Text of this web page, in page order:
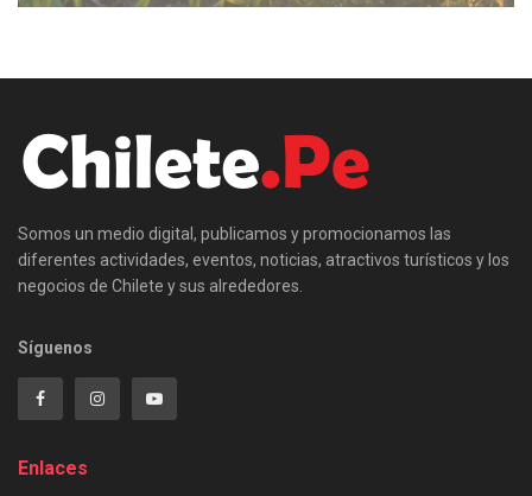
Somos un medio digital, publicamos y promocionamos las
diferentes actividades, eventos, noticias, atractivos turísticos y los
negocios de Chilete y sus alrededores.
Síguenos
Enlaces